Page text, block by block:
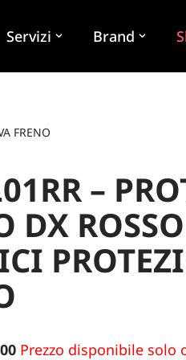
Servizi Brand
FRENO
–
DX
Prezzo disponibile solo